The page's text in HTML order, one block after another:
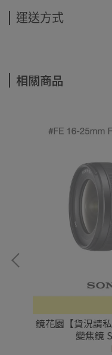
運送方式
相關商品
鏡花園【貨況請
變焦鏡